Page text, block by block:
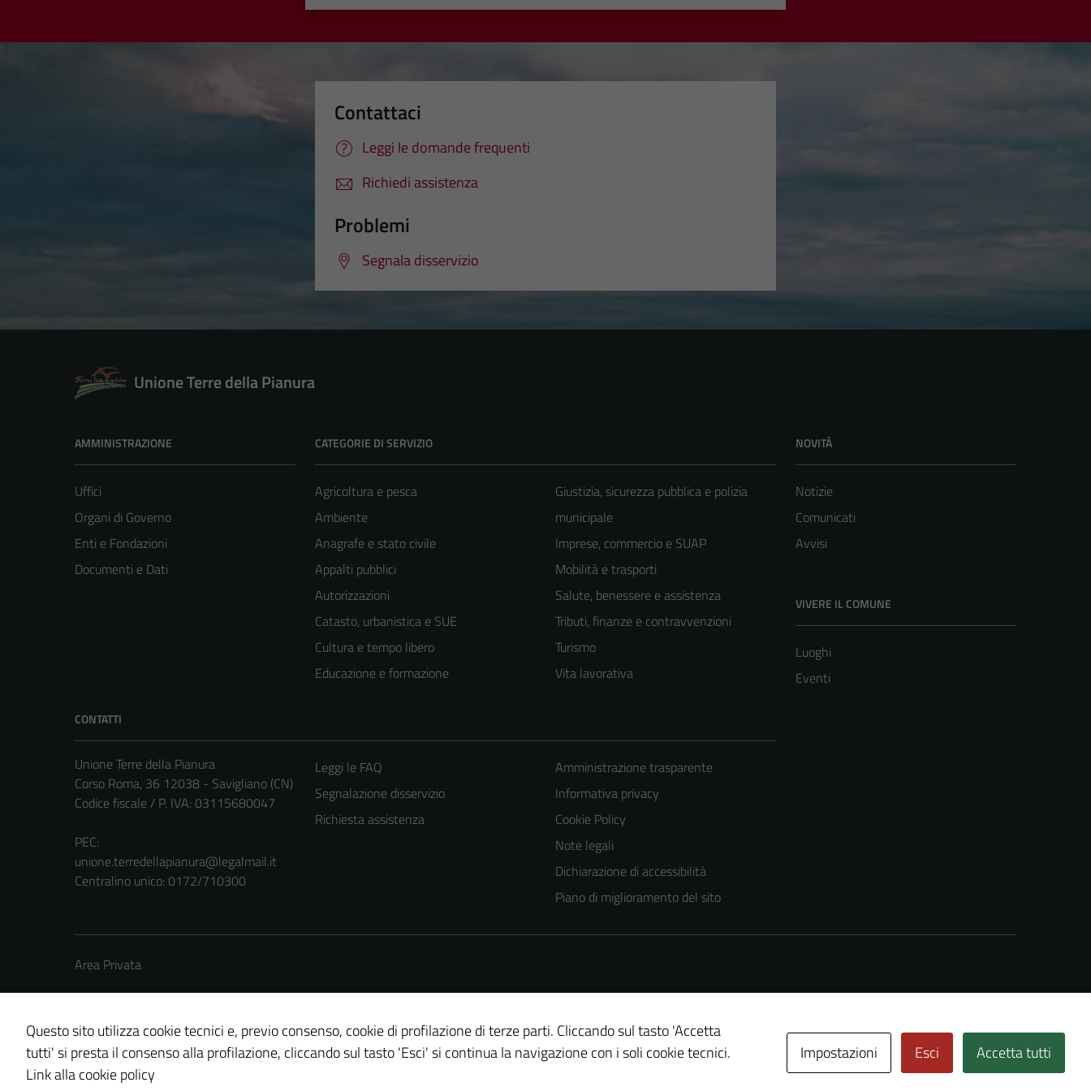
Contattaci
Leggi le domande frequenti
Richiedi assistenza
Problemi
Segnala disservizio
Unione Terre della Pianura
AMMINISTRAZIONE
Uffici
Organi di Governo
Enti e Fondazioni
Documenti e Dati
CATEGORIE DI SERVIZIO
Agricoltura e pesca
Ambiente
Anagrafe e stato civile
Appalti pubblici
Autorizzazioni
Catasto, urbanistica e SUE
Cultura e tempo libero
Educazione e formazione
Giustizia, sicurezza pubblica e polizia
municipale
Imprese, commercio e SUAP
Mobilità e trasporti
Salute, benessere e assistenza
Tributi, finanze e contravvenzioni
Turismo
Vita lavorativa
NOVITÀ
Notizie
Comunicati
Avvisi
VIVERE IL COMUNE
Luoghi
Eventi
CONTATTI
Unione Terre della Pianura
Corso Roma, 36 12038 - Savigliano (CN)
Codice fiscale / P. IVA: 03115680047
PEC:
unione.terredellapianura@legalmail.it
Centralino unico: 0172/710300
Leggi le FAQ
Segnalazione disservizio
Richiesta assistenza
Amministrazione trasparente
Informativa privacy
Cookie Policy
Note legali
Dichiarazione di accessibilità
Piano di miglioramento del sito
Area Privata
Credits: © Technical Design s.r.l.
Questo sito utilizza cookie tecnici e, previo consenso, cookie di profilazione di terze parti. Cliccando sul tasto 'Accetta
tutti' si presta il consenso alla profilazione, cliccando sul tasto 'Esci' si continua la navigazione con i soli cookie tecnici.
Link alla cookie policy
Impostazioni Esci Accetta tutti